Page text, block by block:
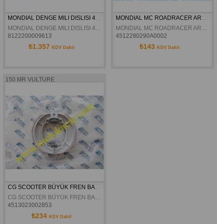
MONDIAL DENGE MILI DISLISI 43T-43T 125MH 150MR 150MC MC-X MG-K 125MC XT-X 150KT
MONDIAL DENGE MILI DISLISI 43T-43T 125MH 150MR 150MC MC-X MG-K 125MC XT-X 150KT
8122200009613
₺1.357 KDV Dahil
MONDIAL MC ROADRACER ARKA FREN BALATASI
MONDIAL MC ROADRACER ARKA FREN BALATASI
4512280290A0002
₺143 KDV Dahil
150 MR VULTURE
CG SCOOTER BÜYÜK FREN BALATASI ORJİNAL
CG SCOOTER BÜYÜK FREN BALATASI ORJİNAL
4513023002853
₺234 KDV Dahil